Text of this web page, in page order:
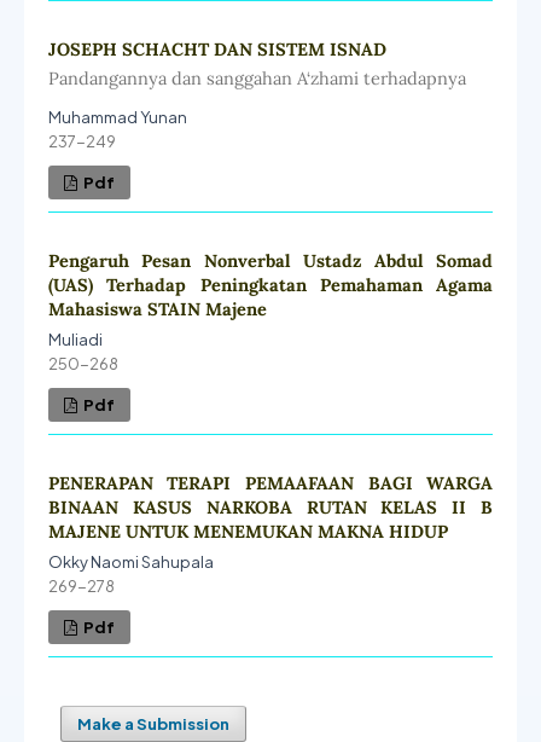
JOSEPH SCHACHT DAN SISTEM ISNAD
Pandangannya dan sanggahan A‘zhami terhadapnya
Muhammad Yunan
237-249
Pdf
Pengaruh Pesan Nonverbal Ustadz Abdul Somad
(UAS) Terhadap Peningkatan Pemahaman Agama
Mahasiswa STAIN Majene
Muliadi
250-268
Pdf
PENERAPAN TERAPI PEMAAFAAN BAGI WARGA
BINAAN KASUS NARKOBA RUTAN KELAS II B
MAJENE UNTUK MENEMUKAN MAKNA HIDUP
Okky Naomi Sahupala
269-278
Pdf
Make a Submission